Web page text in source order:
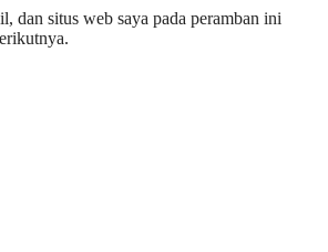
dan situs web saya pada peramban ini